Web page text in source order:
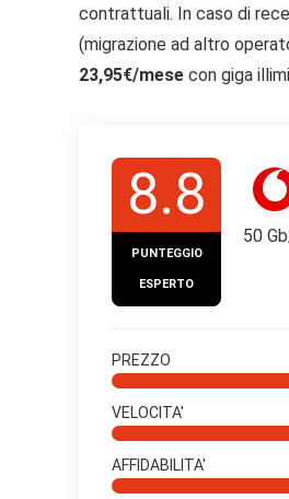
contrattuali. In caso di
(migrazione ad altro
23,95€/mese con giga
8.8
PUNTEGGIO
ESPERTO
50
PREZZO
VELOCITA'
AFFIDABILITA'